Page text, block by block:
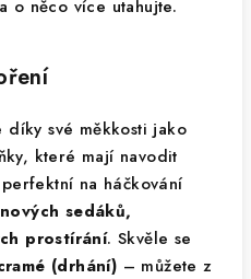
o něco více utahujte.
díky své měkkosti jako
které mají navodit
na háčkování
sedáků,
prostírání. Skvěle se
(drhání) – můžete z